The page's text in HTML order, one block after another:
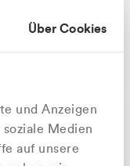
Über Cookies
und Anzeigen
Medien
auf unsere